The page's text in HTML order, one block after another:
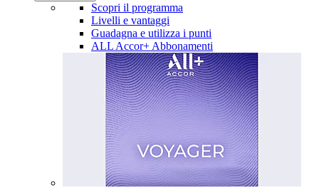
Scopri il programma
Livelli e vantaggi
Guadagna e utilizza i punti
ALL Accor+ Abbonamenti